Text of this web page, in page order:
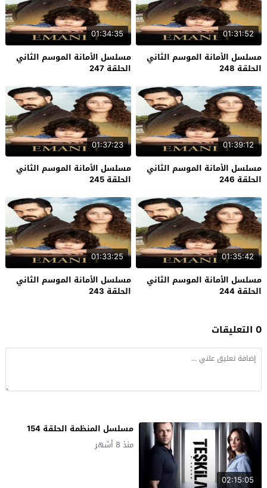
01:31:52
مسلسل الأمانة الموسم الثاني
الحلقة 248
01:34:35
مسلسل الأمانة الموسم الثاني
الحلقة 247
01:39:12
مسلسل الأمانة الموسم الثاني
الحلقة 246
01:37:23
مسلسل الأمانة الموسم الثاني
الحلقة 245
01:35:42
مسلسل الأمانة الموسم الثاني
الحلقة 244
01:33:25
مسلسل الأمانة الموسم الثاني
الحلقة 243
0 التعليقات
02:15:05
مسلسل المنظمة الحلقة 154
منذ 8 أشهر